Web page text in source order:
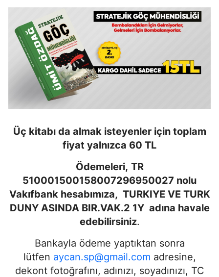
Üç kitabı da almak isteyenler için toplam
fiyat yalnızca 60 TL
Ödemeleri, TR
510001500158007296950027 nolu
Vakıfbank hesabımıza, TURKIYE VE TURK
DUNY ASINDA BIR.VAK.2 1Y adına havale
edebilirsiniz.
Bankayla ödeme yaptıktan sonra
lütfen aycan.sp@gmail.com adresine,
dekont fotoğrafını, adınızı, soyadınızı, TC